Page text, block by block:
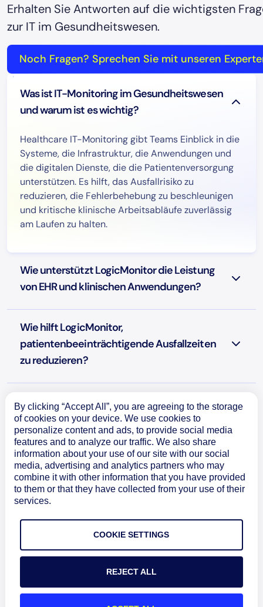
Erhalten Sie Antworten auf die wichtigsten
zur IT im Gesundheitswesen.
Noch Fragen? Sprechen Sie mit unseren
Was ist IT-Monitoring im Gesundheitswesen
und warum ist es wichtig?
Healthcare IT-Monitoring gibt Teams Einblick in die
Systeme, die Infrastruktur, die Anwendungen und
die digitalen Dienste, die die Patientenversorgung
unterstützen. Es hilft, das Ausfallrisiko zu
reduzieren, die Fehlerbehebung zu beschleunigen
und kritische klinische Arbeitsabläufe zuverlässig
am Laufen zu halten.
Wie unterstützt LogicMonitor die Leistung
von EHR und klinischen Anwendungen?
Wie hilft LogicMonitor,
patientenbeeinträchtigende Ausfallzeiten
zu reduzieren?
Wie unterstützt Edwin AI autonomes IT-
Management im Gesundheitswesen?
Wie verbessert LogicMonitor die digitalen
Erfahrungen für Patienten und Kliniker?
von Vorschriften im Gesundheitswesen und
die Auditbereitschaft?
Kann LogicMonitor hybride, Cloud-, Edge-
By clicking “Accept All”, you are agreeing to the storage
of cookies on your device. We use cookies to
personalize content and ads, to provide social media
features and to analyze our traffic. We also share
information about your use of our site with our social
media, advertising and analytics partners who may
combine it with other information that you have provided
to them or that they have collected from your use of their
services.
COOKIE SETTINGS
REJECT ALL